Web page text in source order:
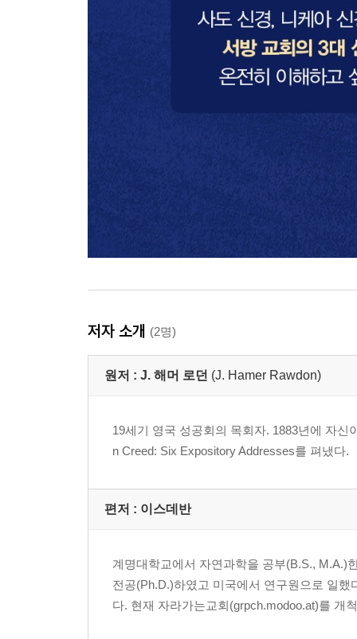
저자 소개 (2명)
원저 : J. 해머 로던 (J. Hamer Rawdon)
19세기 영국 성공회의 목회자. 1883년에 자
n Creed: Six Expository Addresses를 펴냈다.
편저 : 이스데반
계명대학교에서 자연과학을 공부(B.S., M.A.)
전공(Ph.D.)하였고 미국에서 연구원으로 일
다. 현재 자라가는교회(grpch.modoo.at)를 개